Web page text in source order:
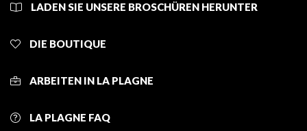
LADEN SIE UNSERE BROSCHÜREN HERUNTER
DIE BOUTIQUE
ARBEITEN IN LA PLAGNE
LA PLAGNE FAQ